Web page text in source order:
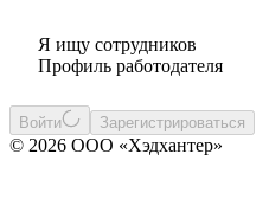
Я ищу сотрудников
Профиль работодателя
Войти Зарегистрироваться
© 2026 ООО «Хэдхантер»